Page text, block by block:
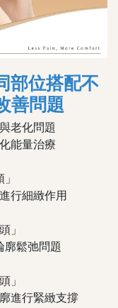
部位搭配不
善問題
老化問題
能量治療
行細緻作用
」
廓鬆弛問題
」
進行緊緻支撐